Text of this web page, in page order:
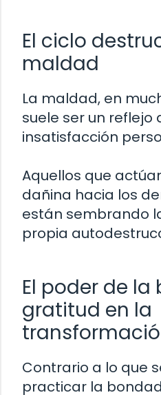
El ciclo
maldad
La maldad, en
suele ser un reflejo
insatisfacción
Aquellos que
dañina hacia los
están sembrando
propia
El poder de
gratitud en la
Contrario a lo que
practicar la